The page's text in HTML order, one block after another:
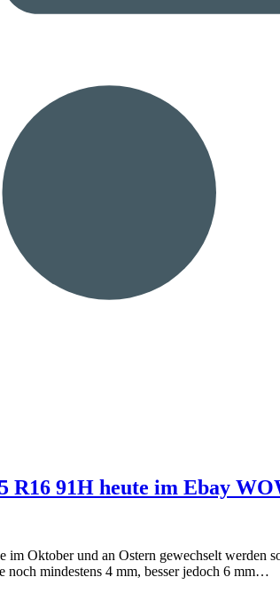
91H heute im Ebay
Oktober und an Ostern gewechselt
noch mindestens 4 mm, besser jedoch 6 mm…